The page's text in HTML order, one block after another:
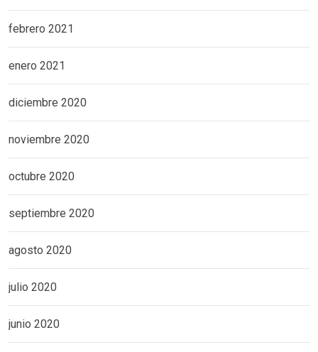
febrero 2021
enero 2021
diciembre 2020
noviembre 2020
octubre 2020
septiembre 2020
agosto 2020
julio 2020
junio 2020